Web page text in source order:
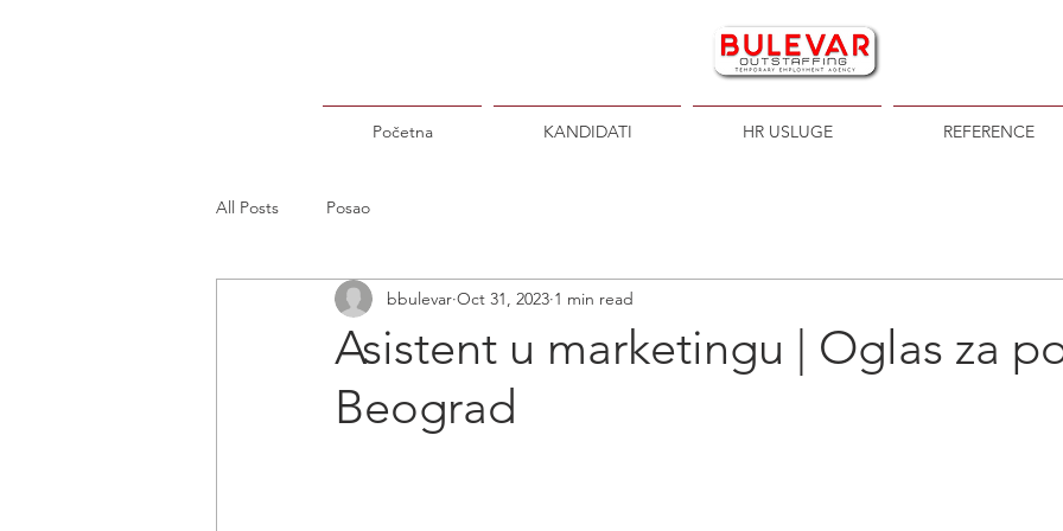
Početna KANDIDATI HR USLUGE REFERENCE
All Posts Posao
Asistent u marketingu | Oglas za
Beograd
bbulevar Oct 31, 2023 1 min read